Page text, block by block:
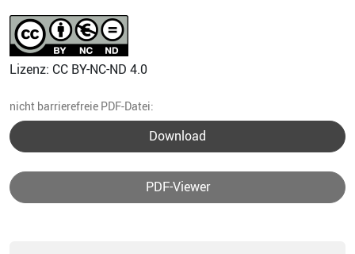
Lizenz: CC BY-NC-ND 4.0
nicht barrierefreie PDF-Datei:
Download
PDF-Viewer